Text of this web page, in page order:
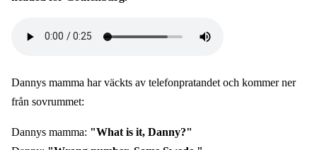
Dannys mamma har väckts av telefonpratandet och kommer ner
från sovrummet:
Dannys mamma: "What is it, Danny?"